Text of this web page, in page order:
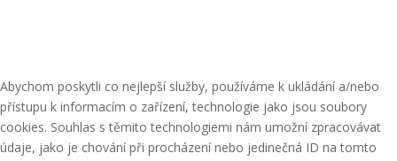
Abychom poskytli co nejlepší služby, používáme k ukládání a/nebo
přístupu k informacím o zařízení, technologie jako jsou soubory
cookies. Souhlas s těmito technologiemi nám umožní zpracovávat
údaje, jako je chování při procházení nebo jedinečná ID na tomto